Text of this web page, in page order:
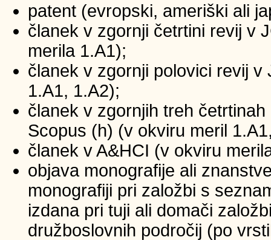
patent (evropski, ameriški ali
članek v zgornji četrtini revij v
merila 1.A1);
članek v zgornji polovici revij
1.A1, 1.A2);
članek v zgornjih treh
Scopus (h) (v okviru meril
članek v A&HCI (v okviru
objava monografije ali
monografiji pri založbi s
izdana pri tuji ali domači
družboslovnih področij (po